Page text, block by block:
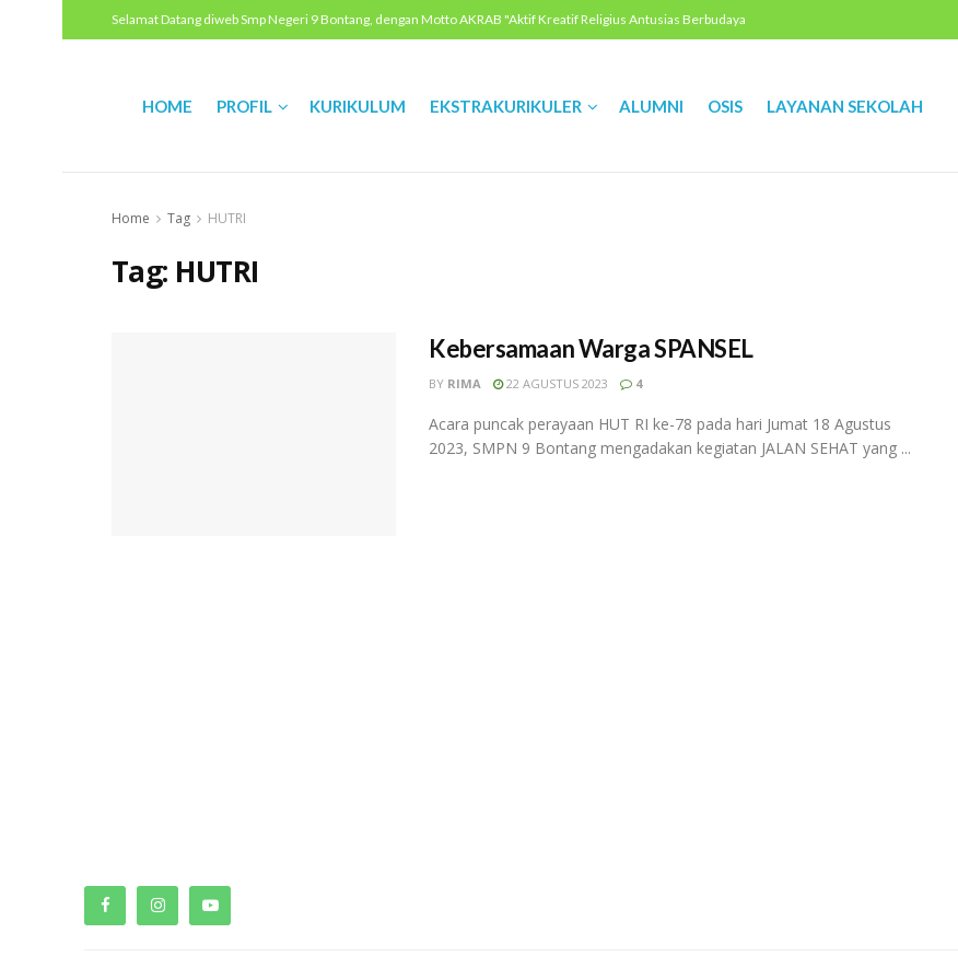
Selamat Datang diweb Smp Negeri 9 Bontang, dengan Motto AKRAB "Aktif Kreatif Religius Antusias Berbudaya
HOME PROFIL KURIKULUM EKSTRAKURIKULER ALUMNI OSIS LAYANAN SEKOLAH
Home Tag HUTRI
Tag: HUTRI
Kebersamaan Warga SPANSEL
BY RIMA 22 AGUSTUS 2023 4
Acara puncak perayaan HUT RI ke-78 pada hari Jumat 18 Agustus
2023, SMPN 9 Bontang mengadakan kegiatan JALAN SEHAT yang ...